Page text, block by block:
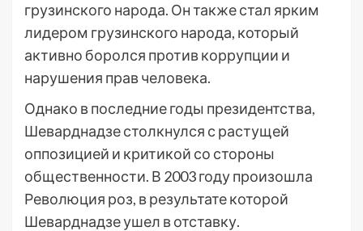
грузинского народа. Он также стал ярким
лидером грузинского народа, который
активно боролся против коррупции и
нарушения прав человека.
Однако в последние годы президентства,
Шеварднадзе столкнулся с растущей
оппозицией и критикой со стороны
общественности. В 2003 году произошла
Революция роз, в результате которой
Шеварднадзе ушел в отставку.